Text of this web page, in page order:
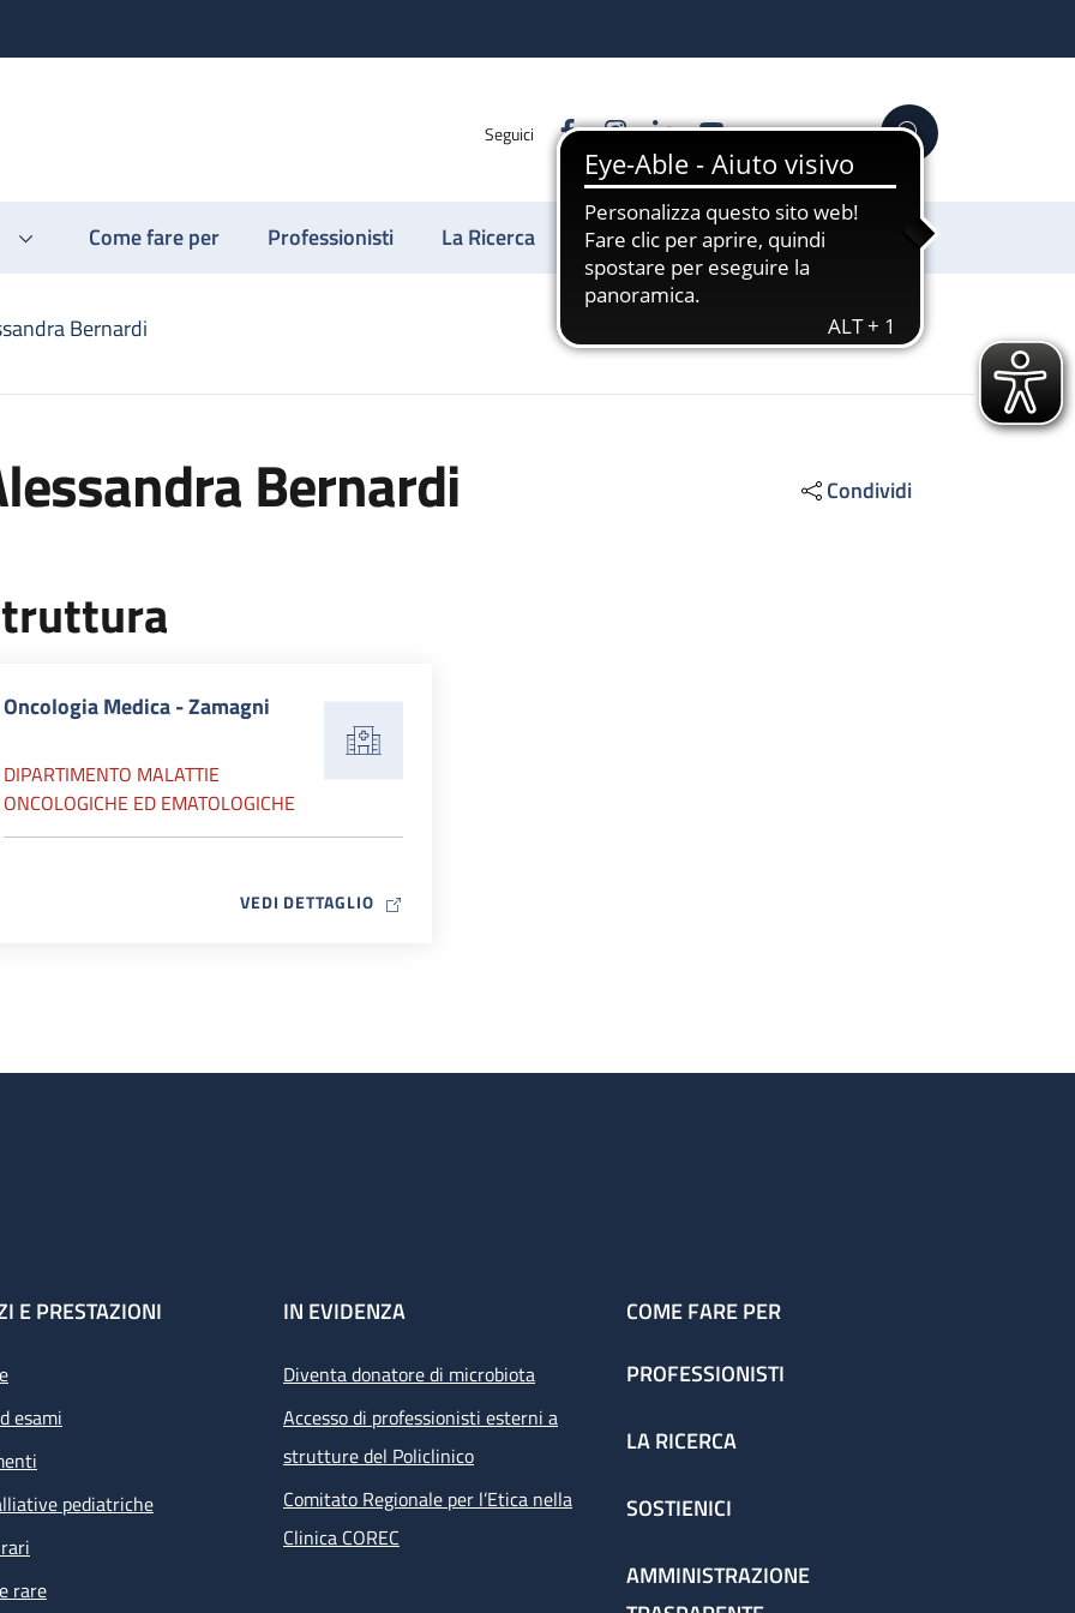
Seguici FacebookInstagram
LinkedinYouTube Cerca
Come fare per Professionisti La Ricerca Sostienici
Bernardi
Bernardi Condividi
Oncologia Medica - Zamagni
DIPARTIMENTO MALATTIE
ONCOLOGICHE ED EMATOLOGICHE
VEDI DETTAGLIOMAP ICON
E PRESTAZIONI
esami
pediatriche
rare
IN EVIDENZA
Diventa donatore di microbiota
Accesso di professionisti esterni a
strutture del Policlinico
Comitato Regionale per l’Etica nella
Clinica COREC
COME FARE PER
PROFESSIONISTI
LA RICERCA
SOSTIENICI
AMMINISTRAZIONE